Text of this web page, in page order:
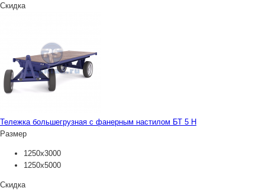
Скидка
Тележка большегрузная с фанерным настилом БТ 5 Н
Размер
1250х3000
1250х5000
Скидка